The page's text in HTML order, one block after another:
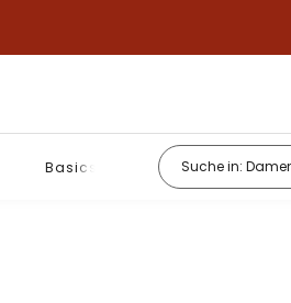
Basics